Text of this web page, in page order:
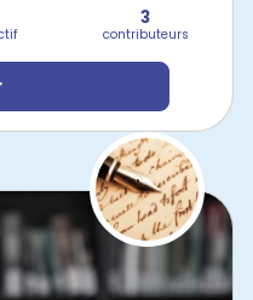
3
contributeurs